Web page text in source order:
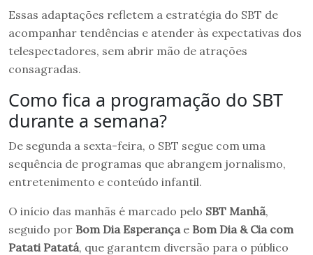
Essas adaptações refletem a estratégia do SBT de
acompanhar tendências e atender às expectativas dos
telespectadores, sem abrir mão de atrações
consagradas.
Como fica a programação do SBT
durante a semana?
De segunda a sexta-feira, o SBT segue com uma
sequência de programas que abrangem jornalismo,
entretenimento e conteúdo infantil.
O início das manhãs é marcado pelo SBT Manhã,
seguido por Bom Dia Esperança e Bom Dia & Cia com
Patati Patatá, que garantem diversão para o público